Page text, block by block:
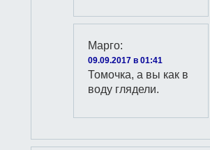
Марго:
09.09.2017 в 01:41
Томочка, а вы как в
воду глядели.